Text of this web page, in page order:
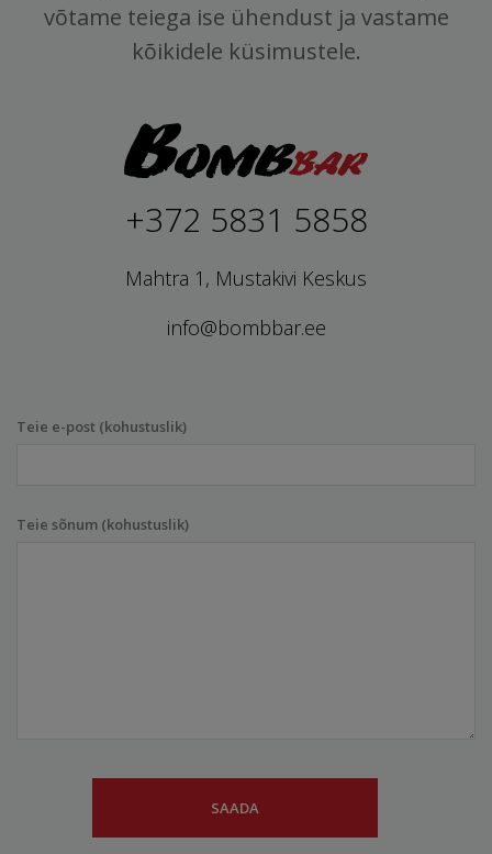
võtame teiega ise ühendust ja vastame
kõikidele küsimustele.
+372 5831 5858
Mahtra 1, Mustakivi Keskus
info@bombbar.ee
Teie e-post (kohustuslik)
Teie sõnum (kohustuslik)